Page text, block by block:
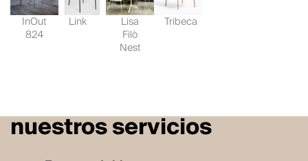
InOut
824
Link Lisa
Filò
Nest
Tribeca
nuestros servicios